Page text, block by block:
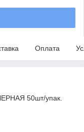
Оплата
50шт/упак.